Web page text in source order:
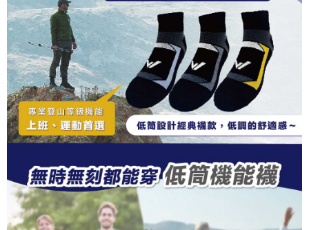
４．使用「AFTEE先享後付」時，將依據個別帳號之用戶狀況，依本公司即
時審查核予不同之上限額度；若仍有額度不足之情形，本公司將視審查結果
請求用戶進行身份認證。
５．嚴禁一人註冊多個帳號或使用他人資訊註冊。若發現惡意使用之情形，
恩沛科技股份有限公司將有權停止該用戶之使用額度並採取法律行動。